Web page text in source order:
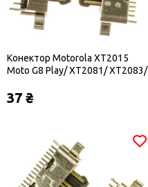
Конектор Motorola XT2015
Moto G8 Play/ XT2081/ XT2083/
XT2235
37 ₴